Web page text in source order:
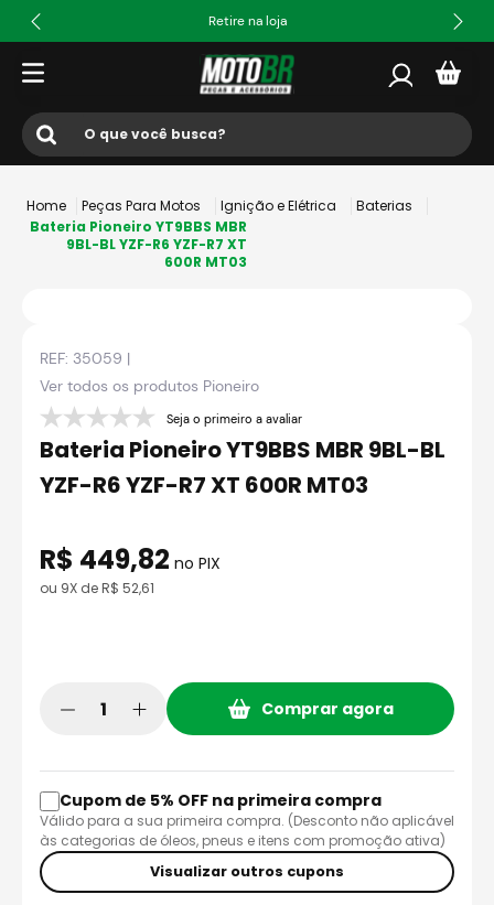
Retire na loja
O que você busca?
1º ls2
5º capacete ls2
6 º jaqueta
7º bau
8 º axxis fenix
10º race tech
Peças Para Motos Ignição e Elétrica
Baterias
Bateria Pioneiro YT9BBS MBR
9BL-BL YZF-R6 YZF-R7 XT
600R MT03
REF: 35059 |
Ver todos os produtos Pioneiro
Seja o primeiro a avaliar
Bateria Pioneiro YT9BBS MBR 9BL-BL
YZF-R6 YZF-R7 XT 600R MT03
R$ 449,82 no PIX
ou 9X deR$ 52,61
Comprar agora
Cupom de 5% OFF na primeira compra
Válido para a sua primeira compra. (Desconto não aplicável
às categorias de óleos, pneus e itens com promoção ativa)
Visualizar outros cupons